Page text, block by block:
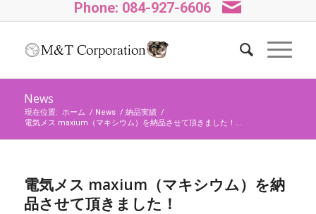
Phone: 084-927-6606
News
現在位置: ホーム / News / 納品実績 /
電気メス maxium（マキシウム）を納品させて頂きました！...
電気メス maxium（マキシウム）を納
品させて頂きました！